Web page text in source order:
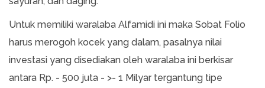
Untuk memiliki waralaba Alfamidi ini maka Sobat Folio
harus merogoh kocek yang dalam, pasalnya nilai
investasi yang disediakan oleh waralaba ini berkisar
antara Rp. - 500 juta - >- 1 Milyar tergantung tipe